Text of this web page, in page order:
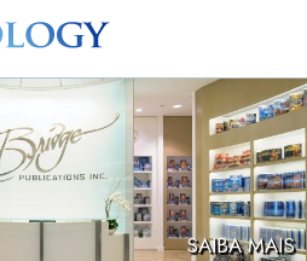
SAIBA MAIS